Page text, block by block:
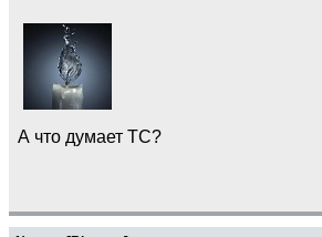
А что думает ТС?